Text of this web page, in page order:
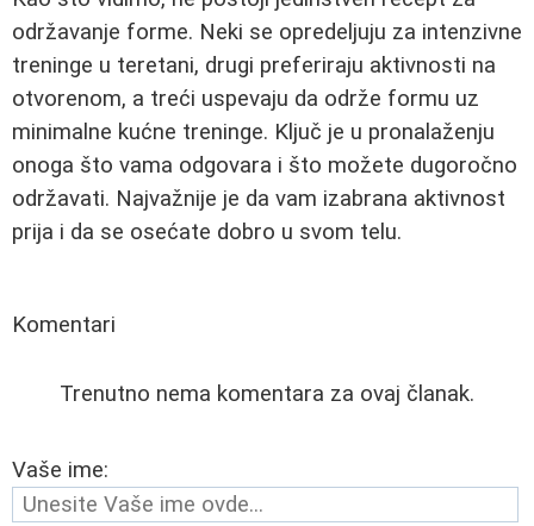
održavanje forme. Neki se opredeljuju za intenzivne
treninge u teretani, drugi preferiraju aktivnosti na
otvorenom, a treći uspevaju da održe formu uz
minimalne kućne treninge. Ključ je u pronalaženju
onoga što vama odgovara i što možete dugoročno
održavati. Najvažnije je da vam izabrana aktivnost
prija i da se osećate dobro u svom telu.
Komentari
Trenutno nema komentara za ovaj članak.
Vaše ime: